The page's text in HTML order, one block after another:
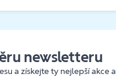
newsletteru
a získejte ty nejlepší akce a